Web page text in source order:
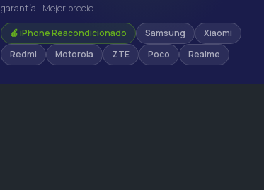
garantía · Mejor precio
🍎 iPhone Reacondicionado Samsung
Xiaomi
Redmi
Motorola ZTE Poco Realme